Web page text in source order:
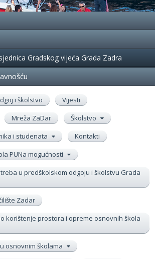
Gradskog vijeća Grada Zadra
i školstvo
Vijesti
Mreža ZaDar
Školstvo
i studenata
Kontakti
PUNa mogućnosti
u predškolskom odgoju i školstvu Grada
Zadar
korištenje prostora i opreme osnovnih škola
osnovnim školama